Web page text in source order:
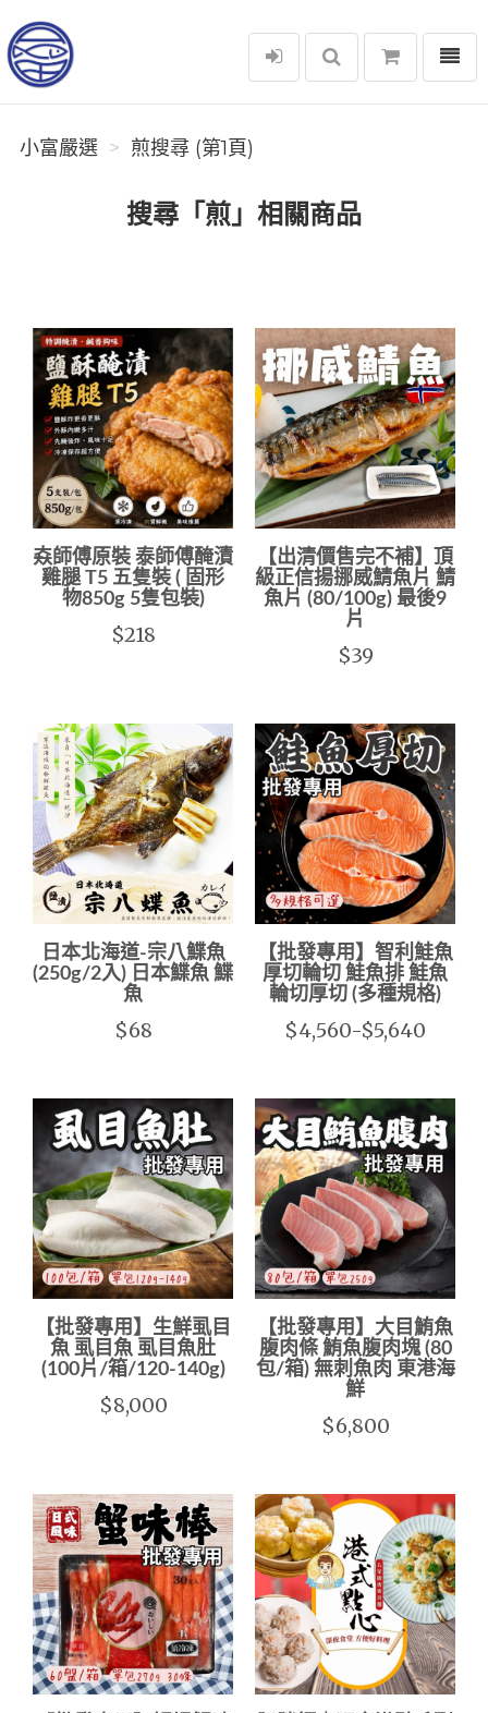
小富嚴選
選單
小富嚴選 煎搜尋 (第1頁)
搜尋「煎」相關商品
𡘙師傅原裝 泰師傅醃漬
雞腿 T5 五隻裝 ( 固形
物850g 5隻包裝)
$218
【出清價售完不補】頂
級正信揚挪威鯖魚片 鯖
魚片 (80/100g) 最後9
片
$39
日本北海道-宗八鰈魚
(250g/2入) 日本鰈魚 鰈
魚
$68
【批發專用】智利鮭魚
厚切輪切 鮭魚排 鮭魚
輪切厚切 (多種規格)
$4,560-$5,640
【批發專用】生鮮虱目
魚 虱目魚 虱目魚肚
(100片/箱/120-140g)
$8,000
【批發專用】大目鮪魚
腹肉條 鮪魚腹肉塊 (80
包/箱) 無刺魚肉 東港海
鮮
$6,800